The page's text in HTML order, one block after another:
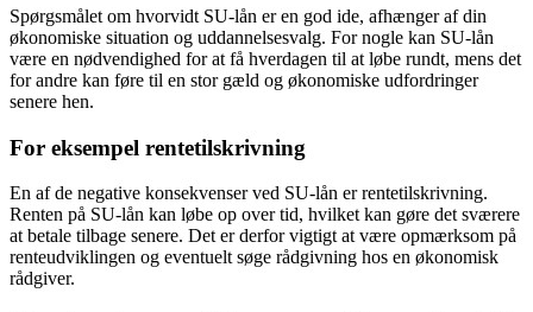
Spørgsmålet om hvorvidt SU-lån er en god ide, afhænger af din
økonomiske situation og uddannelsesvalg. For nogle kan SU-lån
være en nødvendighed for at få hverdagen til at løbe rundt, mens det
for andre kan føre til en stor gæld og økonomiske udfordringer
senere hen.
For eksempel rentetilskrivning
En af de negative konsekvenser ved SU-lån er rentetilskrivning.
Renten på SU-lån kan løbe op over tid, hvilket kan gøre det sværere
at betale tilbage senere. Det er derfor vigtigt at være opmærksom på
renteudviklingen og eventuelt søge rådgivning hos en økonomisk
rådgiver.